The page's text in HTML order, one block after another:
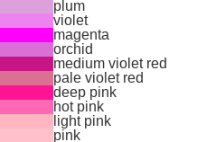
plum
violet
magenta
orchid
medium violet red
pale violet red
deep pink
hot pink
light pink
pink